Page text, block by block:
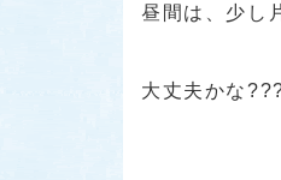
昼間は、少し
大丈夫かな